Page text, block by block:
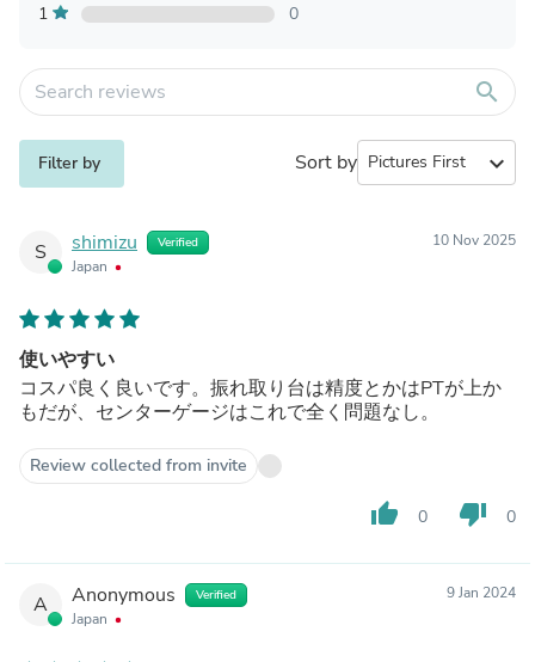
1
0
search
Filter by Sort by expand_more
S shimizu Verified
Japan
10 Nov 2025
使いやすい
コスパ良く良いです。振れ取り台は精度とかはPTが上か
もだが、センターゲージはこれで全く問題なし。
Review collected from invite
thumb_up 0 thumb_down 0
A Anonymous Verified
Japan
9 Jan 2024